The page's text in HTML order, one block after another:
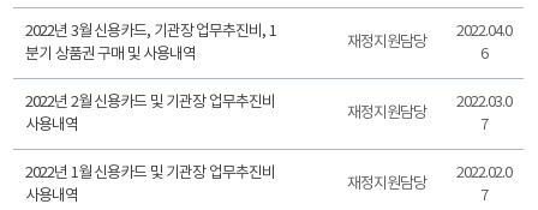
2022년 3월 신용카드, 기관장 업무추진비, 1
분기 상품권 구매 및 사용내역
재정지원담당
2022.04.0
6
2022년 2월 신용카드 및 기관장 업무추진비
사용내역
재정지원담당
2022.03.0
7
2022년 1월 신용카드 및 기관장 업무추진비
사용내역
재정지원담당
2022.02.0
7